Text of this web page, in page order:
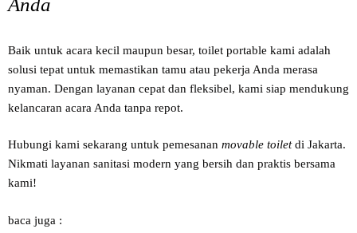
Baik untuk acara kecil maupun besar, toilet portable kami adalah
solusi tepat untuk memastikan tamu atau pekerja Anda merasa
nyaman. Dengan layanan cepat dan fleksibel, kami siap mendukung
kelancaran acara Anda tanpa repot.
Hubungi kami sekarang untuk pemesanan movable toiletdi Jakarta.
Nikmati layanan sanitasi modern yang bersih dan praktis bersama
kami!
baca juga :